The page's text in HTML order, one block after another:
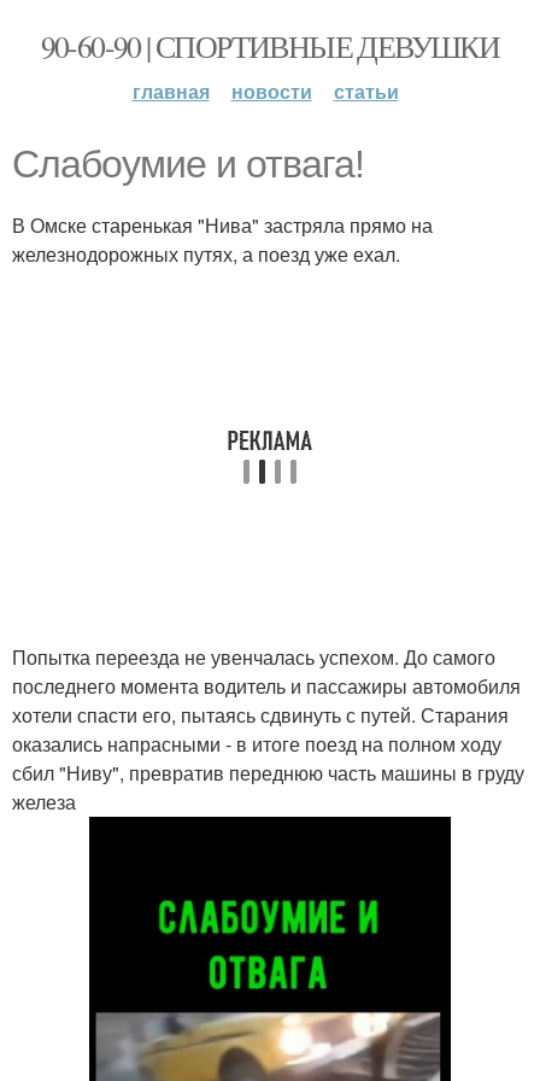
90-60-90 | СПОРТИВНЫЕ ДЕВУШКИ
главная новости статьи
Слабоумие и отвага!
В Омске старенькая "Нива" застряла прямо на
железнодорожных путях, а поезд уже ехал.
Попытка переезда не увенчалась успехом. До самого
последнего момента водитель и пассажиры автомобиля
хотели спасти его, пытаясь сдвинуть с путей. Старания
оказались напрасными - в итоге поезд на полном ходу
сбил "Ниву", превратив переднюю часть машины в груду
железа